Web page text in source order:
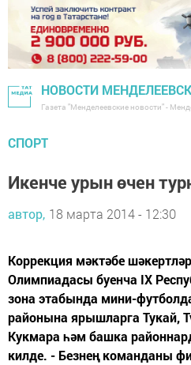
НОВОСТИ
Газета "Менделеевские новости" -
СПОРТ
Икенче урын өчен
автор, 18 марта 2014 - 12:30
Коррекция мәктәбе
Олимпиадасы буенча IX
зона этабында мини-
районына ярышларга Тукай,
Кукмара һәм башка
килде. - Безнең команданы